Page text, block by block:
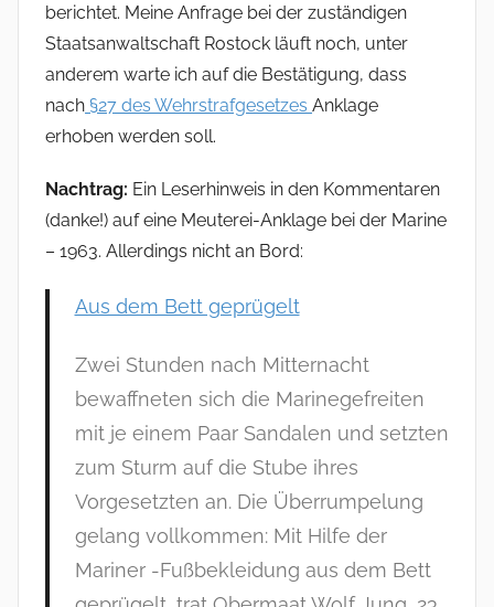
berichtet. Meine Anfrage bei der zuständigen
Staatsanwaltschaft Rostock läuft noch, unter
anderem warte ich auf die Bestätigung, dass
nach §27 des Wehrstrafgesetzes Anklage
erhoben werden soll.
Nachtrag: Ein Leserhinweis in den Kommentaren
(danke!) auf eine Meuterei-Anklage bei der Marine
– 1963. Allerdings nicht an Bord:
Aus dem Bett geprügelt
Zwei Stunden nach Mitternacht
bewaffneten sich die Marinegefreiten
mit je einem Paar Sandalen und setzten
zum Sturm auf die Stube ihres
Vorgesetzten an. Die Überrumpelung
gelang vollkommen: Mit Hilfe der
Mariner -Fußbekleidung aus dem Bett